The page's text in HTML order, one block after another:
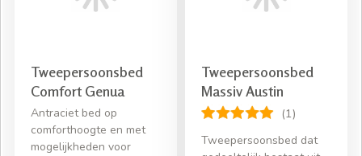
Tweepersoonsbed
Comfort Genua
Antraciet bed op
comforthoogte en met
mogelijkheden voor
Tweepersoonsbed
Massiv Austin
(1)
Tweepersoonsbed dat